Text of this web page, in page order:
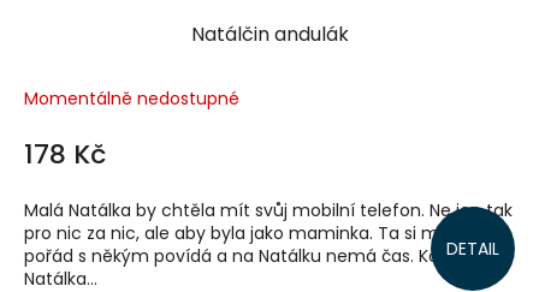
Natálčin andulák
Momentálně nedostupné
178 Kč
DETAIL
Malá Natálka by chtěla mít svůj mobilní telefon. Ne jen tak
pro nic za nic, ale aby byla jako maminka. Ta si mobilem
pořád s někým povídá a na Natálku nemá čas. Kdyby
Natálka...